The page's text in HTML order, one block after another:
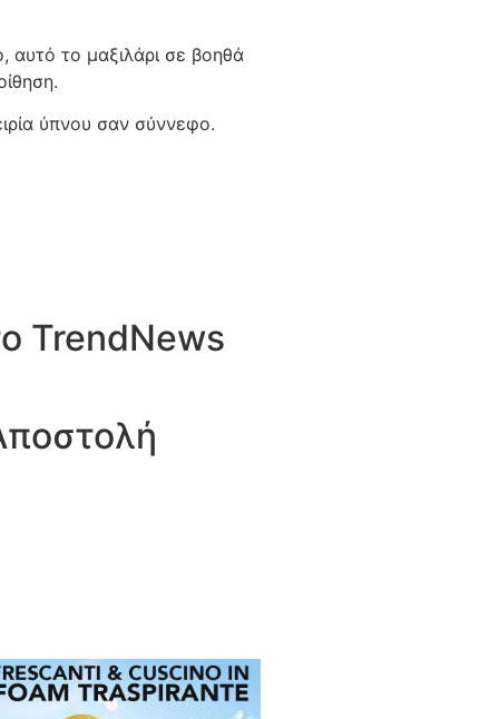
αυτό το μαξιλάρι σε βοηθά
ύπνου σαν σύννεφο.
TrendNews